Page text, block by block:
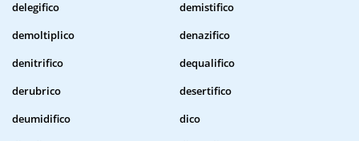
delegifico
demistifico
demoltiplico
denazifico
denitrifico
dequalifico
derubrico
desertifico
deumidifico
dico